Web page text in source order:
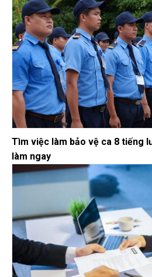
Tìm việc làm bảo vệ ca 8 tiếng
làm ngay